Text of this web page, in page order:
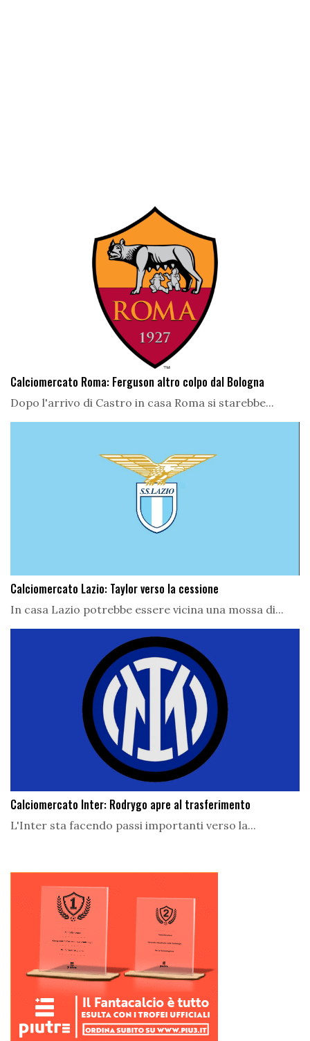
Calciomercato Roma: Ferguson altro colpo dal Bologna
Dopo l'arrivo di Castro in casa Roma si starebbe...
Calciomercato Lazio: Taylor verso la cessione
In casa Lazio potrebbe essere vicina una mossa di...
Calciomercato Inter: Rodrygo apre al trasferimento
L'Inter sta facendo passi importanti verso la...